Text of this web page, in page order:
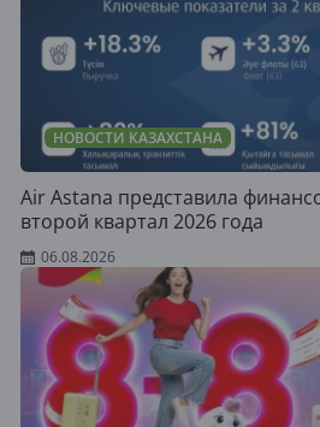
НОВОСТИ КАЗАХСТАНА
Air Astana представила
второй квартал 2026 года
06.08.2026